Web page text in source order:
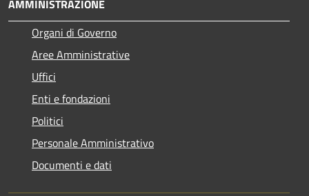
AMMINISTRAZIONE
Organi di Governo
Aree Amministrative
Uffici
Enti e fondazioni
Politici
Personale Amministrativo
Documenti e dati